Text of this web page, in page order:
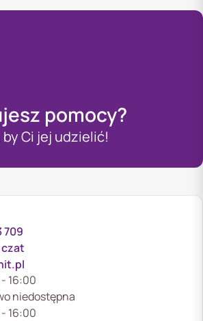
pomocy?
Ci jej udzielić!
709
16:00
niedostępna
16:00